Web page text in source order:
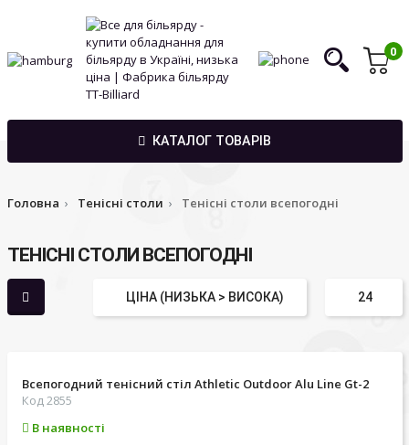
0
КАТАЛОГ ТОВАРІВ
Головна Тенісні столи Тенісні столи всепогодні
ТЕНІСНІ СТОЛИ ВСЕПОГОДНІ
Всепогодний тенісний стіл Athletic Outdoor Alu Line Gt-2
Код 2855
В наявності